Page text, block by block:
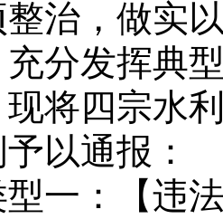
治，做实
分发挥典
将四宗水
以通报：
：【违法